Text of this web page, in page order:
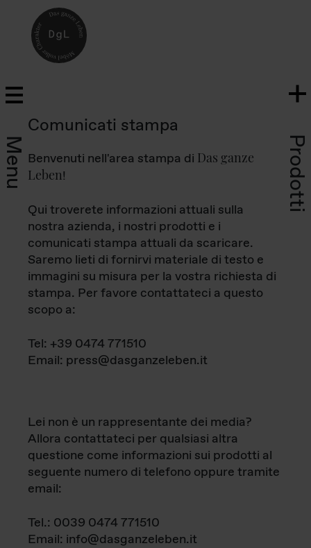
Menu Prodotti
Comunicati stampa
Benvenuti nell'area stampa di Das ganze
Leben!
Qui troverete informazioni attuali sulla
nostra azienda, i nostri prodotti e i
comunicati stampa attuali da scaricare.
Saremo lieti di fornirvi materiale di testo e
immagini su misura per la vostra richiesta di
stampa. Per favore contattateci a questo
scopo a:
Tel: +39 0474 771510
Email: press@dasganzeleben.it
Lei non è un rappresentante dei media?
Allora contattateci per qualsiasi altra
questione come informazioni sui prodotti al
seguente numero di telefono oppure tramite
email:
Tel.: 0039 0474 771510
Email: info@dasganzeleben.it